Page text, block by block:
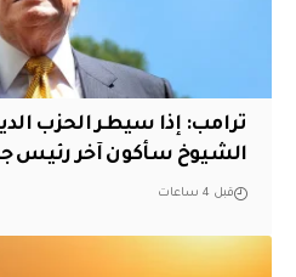
ترامب: إذا سيطر الحزب
الشيوخ سأكون آخر رئيس
قبل 4 ساعات